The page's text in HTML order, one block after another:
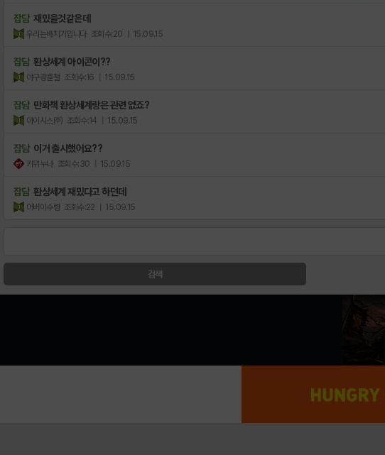
잡담 재밌을것같은데
우리는배치기입니다 조회수:20 | 15.09.15
잡담 환상세계 아이콘이??
야구광훈철 조회수:16 | 15.09.15
잡담 만화책 환상세계랑은 관련 없죠?
아이시스㈜ 조회수:14 | 15.09.15
잡담 이거 출시했어요??
키위누나 조회수:30 | 15.09.15
잡담 환상세계 재밌다고 하던데
어버이수령 조회수:22 | 15.09.15
검색